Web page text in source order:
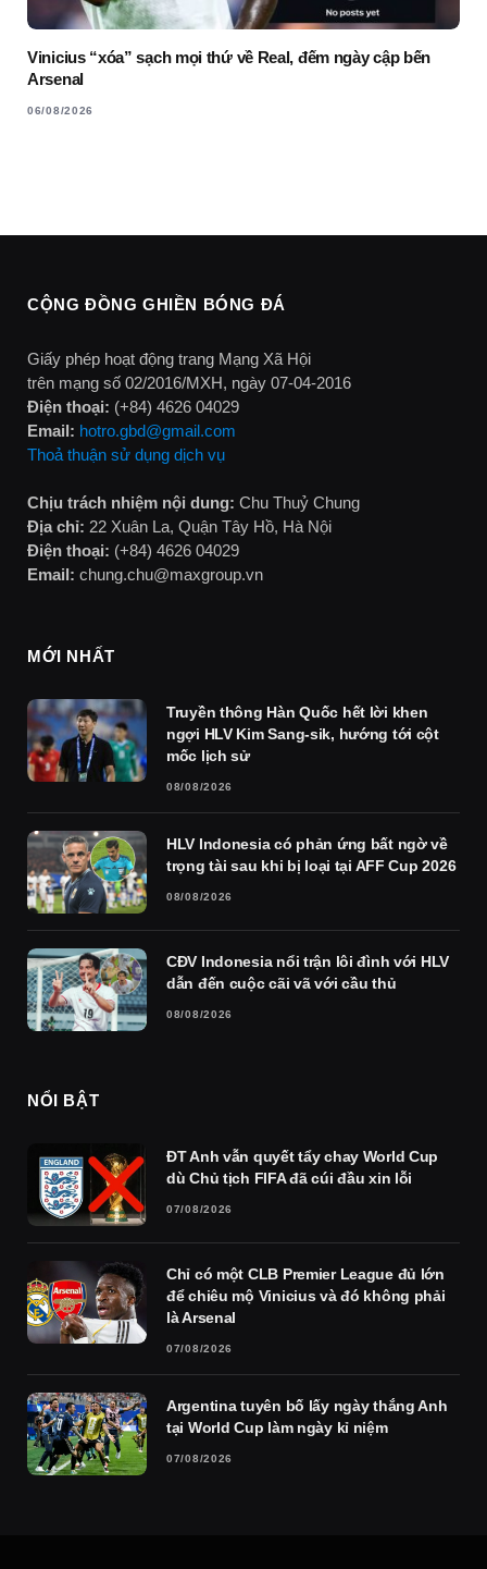
Vinicius “xóa” sạch mọi thứ về Real, đếm ngày cập bến
Arsenal
06/08/2026
CỘNG ĐỒNG GHIỀN BÓNG ĐÁ
Giấy phép hoạt động trang Mạng Xã Hội
trên mạng số 02/2016/MXH, ngày 07-04-2016
Điện thoại: (+84) 4626 04029
Email: hotro.gbd@gmail.com
Thoả thuận sử dụng dịch vụ
Chịu trách nhiệm nội dung: Chu Thuỷ Chung
Địa chỉ: 22 Xuân La, Quận Tây Hồ, Hà Nội
Điện thoại: (+84) 4626 04029
Email: chung.chu@maxgroup.vn
MỚI NHẤT
Truyền thông Hàn Quốc hết lời khen
ngợi HLV Kim Sang-sik, hướng tới cột
mốc lịch sử
08/08/2026
HLV Indonesia có phản ứng bất ngờ về
trọng tài sau khi bị loại tại AFF Cup 2026
08/08/2026
CĐV Indonesia nổi trận lôi đình với HLV
dẫn đến cuộc cãi vã với cầu thủ
08/08/2026
NỔI BẬT
ĐT Anh vẫn quyết tẩy chay World Cup
dù Chủ tịch FIFA đã cúi đầu xin lỗi
07/08/2026
Chỉ có một CLB Premier League đủ lớn
để chiêu mộ Vinicius và đó không phải
là Arsenal
07/08/2026
Argentina tuyên bố lấy ngày thắng Anh
tại World Cup làm ngày kỉ niệm
07/08/2026